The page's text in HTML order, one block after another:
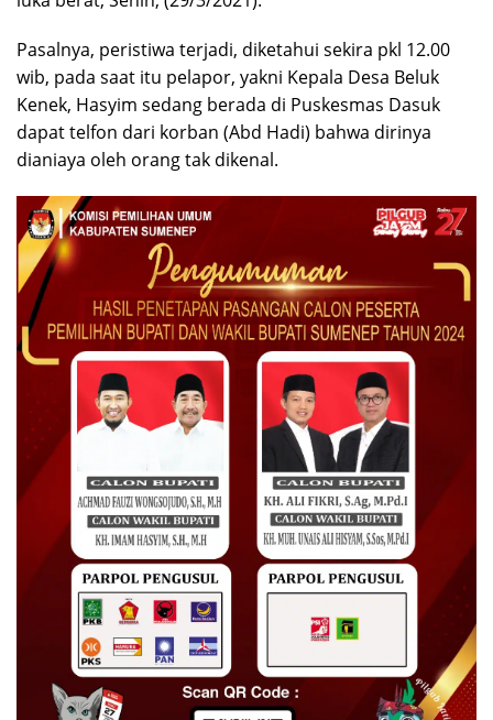
Pasalnya, peristiwa terjadi, diketahui sekira pkl 12.00
wib, pada saat itu pelapor, yakni Kepala Desa Beluk
Kenek, Hasyim sedang berada di Puskesmas Dasuk
dapat telfon dari korban (Abd Hadi) bahwa dirinya
dianiaya oleh orang tak dikenal.